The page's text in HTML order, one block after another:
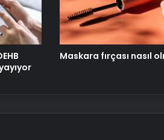
“Mekke Yolu” projesiyle hacı
kutsal topraklara
geçiyor
Orman işçileri dağ tepe
Maskara fırçası nasıl